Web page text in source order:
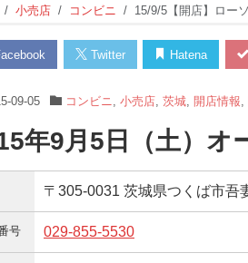
小売店 コンビニ 15/9/5【開店】ロー
Twitter Hatena
09-05 コンビニ 小売店, 茨城, 開店情報
年9月5日（土）オ
〒305-0031 茨城県つくば市吾
号 029-855-5530